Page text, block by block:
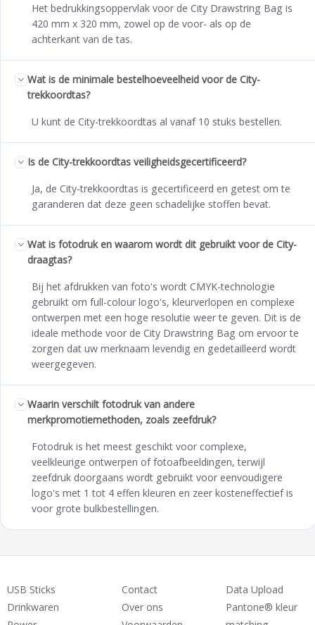
Het bedrukkingsoppervlak voor de City Drawstring Bag is
420 mm x 320 mm, zowel op de voor- als op de
achterkant van de tas.
Wat is de minimale bestelhoeveelheid voor de City-
trekkoordtas?
U kunt de City-trekkoordtas al vanaf 10 stuks bestellen.
Is de City-trekkoordtas veiligheidsgecertificeerd?
Ja, de City-trekkoordtas is gecertificeerd en getest om te
garanderen dat deze geen schadelijke stoffen bevat.
Wat is fotodruk en waarom wordt dit gebruikt voor de City-
draagtas?
Bij het afdrukken van foto's wordt CMYK-technologie
gebruikt om full-colour logo's, kleurverlopen en complexe
ontwerpen met een hoge resolutie weer te geven. Dit is de
ideale methode voor de City Drawstring Bag om ervoor te
zorgen dat uw merknaam levendig en gedetailleerd wordt
weergegeven.
Waarin verschilt fotodruk van andere
merkpromotiemethoden, zoals zeefdruk?
Fotodruk is het meest geschikt voor complexe,
veelkleurige ontwerpen of fotoafbeeldingen, terwijl
zeefdruk doorgaans wordt gebruikt voor eenvoudigere
logo's met 1 tot 4 effen kleuren en zeer kosteneffectief is
voor grote bulkbestellingen.
USB Sticks
Drinkwaren
Contact
Over ons
Data Upload
Pantone® kleur